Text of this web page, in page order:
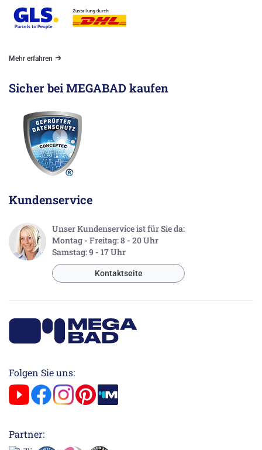
Mehr erfahren
Sicher bei MEGABAD kaufen
Kundenservice
Unser Kundenservice ist für Sie da:
Montag - Freitag: 8 - 20 Uhr
Samstag: 9 - 17 Uhr
Kontaktseite
Folgen Sie uns:
Partner: